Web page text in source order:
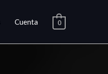
Cuenta 0